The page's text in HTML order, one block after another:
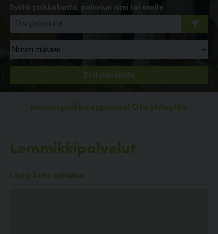
Syötä paikkakunta, palvelun nimi tai osoite
Mainospaikka vapaana! Ota yhteyttä.
Lemmikkipalvelut
Löytyi 2494 palvelua